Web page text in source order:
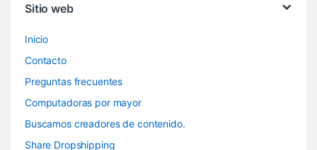
Sitio web
Inicio
Contacto
Preguntas frecuentes
Computadoras por mayor
Buscamos creadores de contenido.
Share Dropshipping